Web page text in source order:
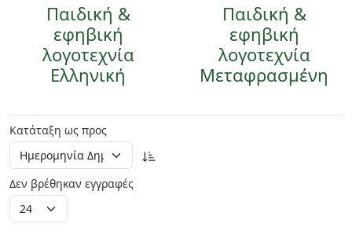
Παιδική &
εφηβική
λογοτεχνία
Ελληνική
Παιδική &
εφηβική
λογοτεχνία
Μεταφρασμένη
Κατάταξη ως προς
Δεν βρέθηκαν εγγραφές